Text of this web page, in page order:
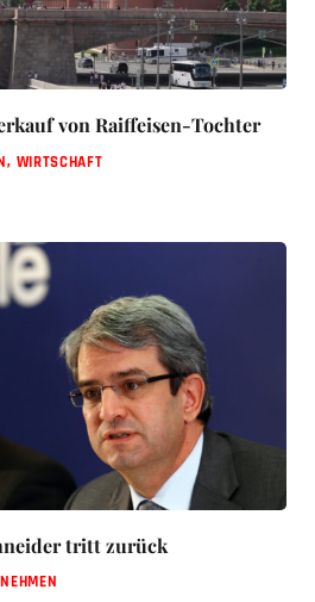
von Raiffeisen-Tochter
, WIRTSCHAFT
tritt zurück